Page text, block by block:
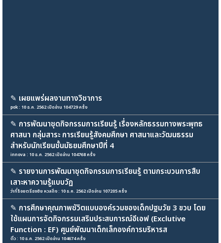
✎ เผยแพร่ผลงานทางวิชาการ
pok : 10 ธ.ค. 2562 เปิดอ่าน 104729 ครั้ง
✎ การพัฒนาชุดกิจกรรมการเรียนรู้ เรื่องหลักธรรมทางพระพุทธ
ศาสนา กลุ่มสาระ การเรียนรู้สังคมศึกษา ศาสนาและวัฒนธรรม
สำหรับนักเรียนชั้นมัธยมศึกษาปีที่ 4
innova : 10 ธ.ค. 2562 เปิดอ่าน 104768 ครั้ง
✎ รายงานการพัฒนาชุดกิจกรรมการเรียนรู้ ตามกระบวนการสืบ
เสาะหาความรู้แบบวัฏ
ว่าที่ร้อยตรีธงชัย หวลถึง : 10 ธ.ค. 2562 เปิดอ่าน 107205 ครั้ง
✎ การศึกษาคุณภาพชัวิตแบบองค์รวมของเด็กปฐมวัย 3 ขวบ โดย
ใช้แผนการจัดกิจกรรมเสริมประสบการณ์อีเอฟ (Exclutive
Function : EF) ศูนย์พัฒนาเด็กเล็กองค์การบริหารส
ติ๋ว : 10 ธ.ค. 2562 เปิดอ่าน 104674 ครั้ง